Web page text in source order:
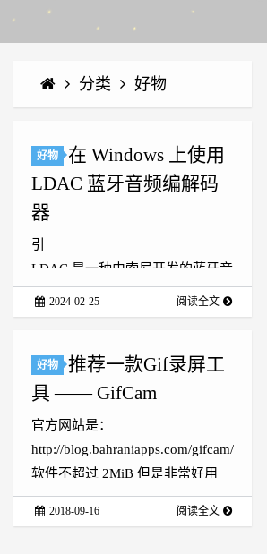
分类 好物
好物
在 Windows 上使用
LDAC 蓝牙音频编解码
器
引
LDAC 是一种由索尼开发的蓝牙音
频编解码器，它支持高达 990
kbps 的比特率，可通过蓝牙传输
而，Windows 操作系统并不原生
支持 LDAC 编码器，因此需要通
2024-02-25 阅读全文
好物
推荐一款Gif录屏工
具 —— GifCam
官方网站是：
http://blog.bahraniapps.com/gifcam/
软件不超过 2MiB 但是非常好用
* 生成的 GIF 非常小巧（组合模
2018-09-16 阅读全文